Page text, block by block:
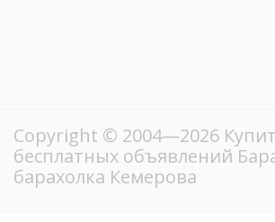
Copyright © 2004—2026
бесплатных объявлений
барахолка Кемерова